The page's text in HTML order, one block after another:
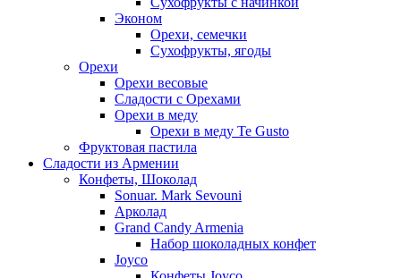
Эконом
Орехи, семечки
Сухофрукты, ягоды
Орехи
Орехи весовые
Сладости с Орехами
Орехи в меду
Орехи в меду Te Gusto
Фруктовая пастила
Сладости из Армении
Конфеты, Шоколад
Sonuar. Mark Sevouni
Арколад
Grand Candy Armenia
Набор шоколадных конфет
Joyco